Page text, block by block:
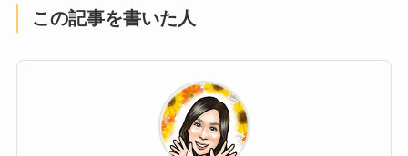
この記事を書いた人